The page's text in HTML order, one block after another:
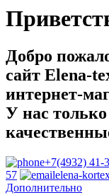
Добро
сайт Elena-
интернет-
У нас
+7(4932) 41-
57
elena-
Дополнительно